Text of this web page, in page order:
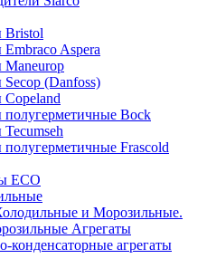
Bristol
Aspera
(Danfoss)
Bock
Frascold
ECO
и Морозильные.
Агрегаты
конденсаторные агрегаты